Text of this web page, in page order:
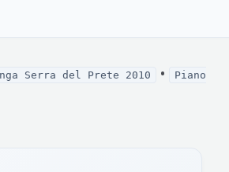
Serra del Prete 2010 •
Piano